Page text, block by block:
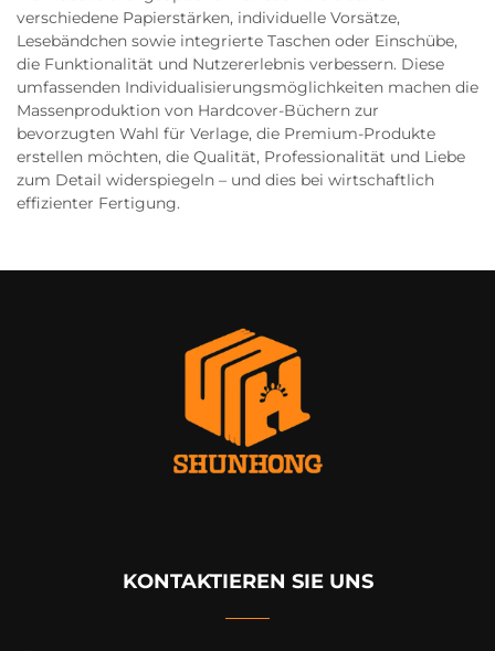
verschiedene Papierstärken, individuelle Vorsätze,
Lesebändchen sowie integrierte Taschen oder Einschübe,
die Funktionalität und Nutzererlebnis verbessern. Diese
umfassenden Individualisierungsmöglichkeiten machen die
Massenproduktion von Hardcover-Büchern zur
bevorzugten Wahl für Verlage, die Premium-Produkte
erstellen möchten, die Qualität, Professionalität und Liebe
zum Detail widerspiegeln – und dies bei wirtschaftlich
effizienter Fertigung.
KONTAKTIEREN SIE UNS